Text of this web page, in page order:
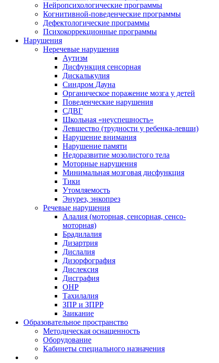
Нейропсихологические программы
Когнитивной-поведенческие программы
Дефектологические программы
Психокоррекционные программы
Нарушения
Неречевые нарушения
Аутизм
Дисфункция сенсорная
Дискалькулия
Синдром Дауна
Органическое поражение мозга у детей
Поведенческие нарушения
СДВГ
Школьная «неуспешность»
Левшество (трудности у ребенка-левши)
Нарушение внимания
Нарушение памяти
Недоразвитие мозолистого тела
Моторные нарушения
Минимальная мозговая дисфункция
Тики
Утомляемость
Энурез, энкопрез
Речевые нарушения
Алалия (моторная, сенсорная, сенсо-
моторная)
Брадилалия
Дизартрия
Дислалия
Дизорфография
Дислексия
Дисграфия
ОНР
Тахилалия
ЗПР и ЗПРР
Заикание
Образовательное пространство
Методическая оснащенность
Оборудование
Кабинеты специального назначения